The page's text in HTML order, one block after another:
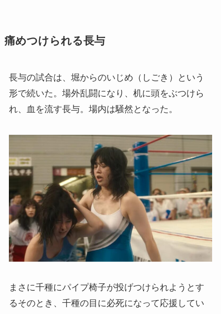
痛めつけられる長与
長与の試合は、堀からのいじめ（しごき）という
形で続いた。場外乱闘になり、机に頭をぶつけら
れ、血を流す長与。場内は騒然となった。
まさに千種にパイプ椅子が投げつけられようとす
るそのとき、千種の目に必死になって応援してい